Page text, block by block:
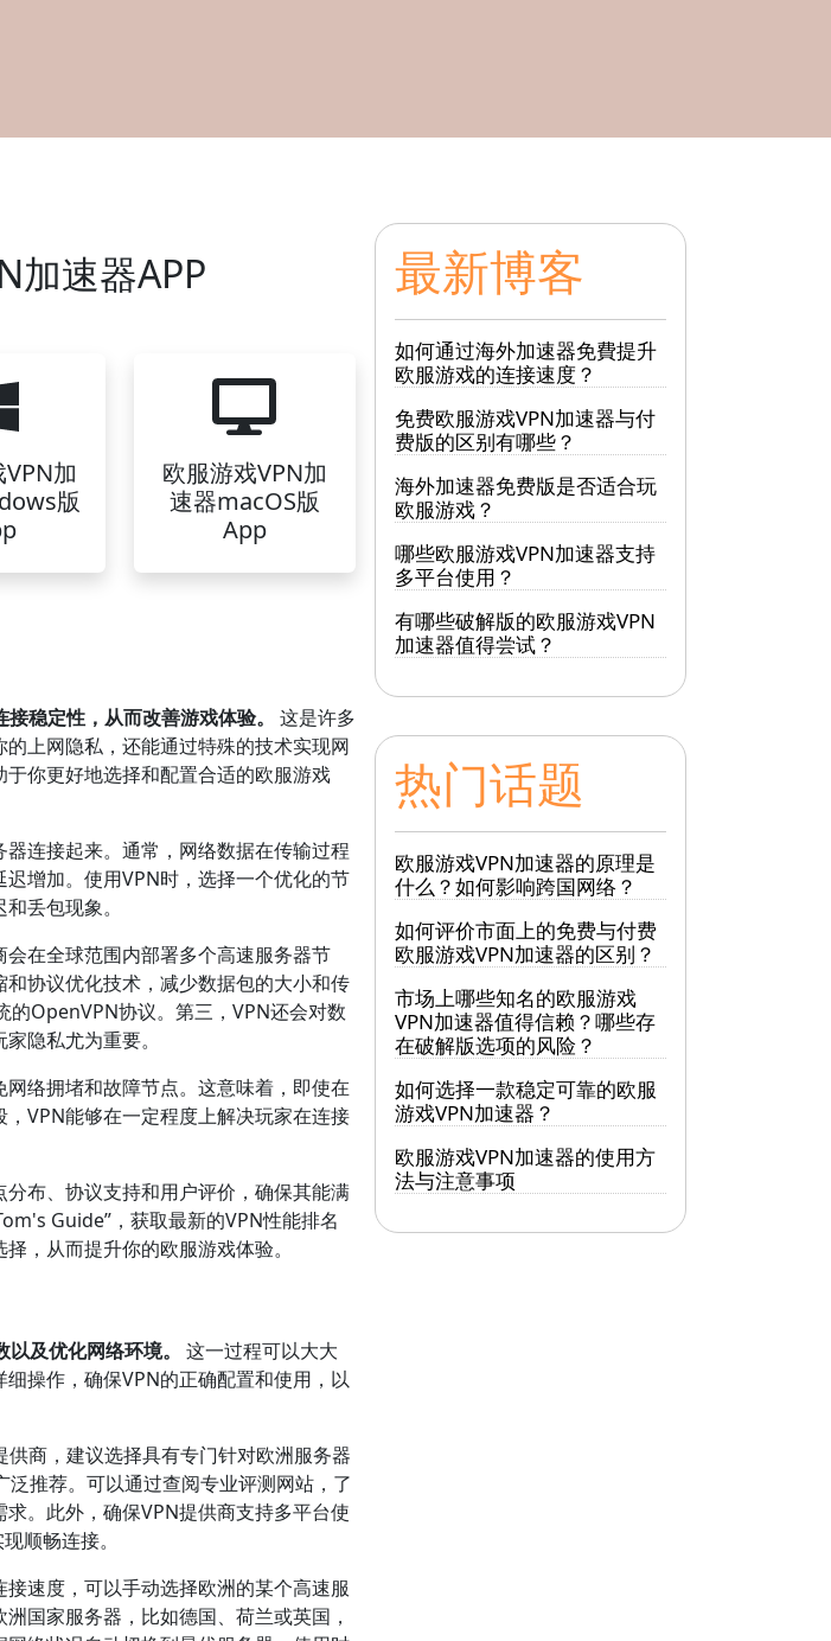
加速器APP
加
版
欧服游戏VPN加
速器macOS版
App
稳定性，从而改善游戏体验。
这是许多
上网隐私，还能通过特殊的技术实现网
你更好地选择和配置合适的欧服游戏
连接起来。通常，网络数据在传输过程
增加。使用VPN时，选择一个优化的节
丢包现象。
在全球范围内部署多个高速服务器节
协议优化技术，减少数据包的大小和传
OpenVPN协议。第三，VPN还会对数
隐私尤为重要。
络拥堵和故障节点。这意味着，即使在
VPN能够在一定程度上解决玩家在连接
布、协议支持和用户评价，确保其能满
Guide”，获取最新的VPN性能排名
，从而提升你的欧服游戏体验。
及优化网络环境。
这一过程可以大大
操作，确保VPN的正确配置和使用，以
商，建议选择具有专门针对欧洲服务器
推荐。可以通过查阅专业评测网站，了
。此外，确保VPN提供商支持多平台使
顺畅连接。
速度，可以手动选择欧洲的某个高速服
国家服务器，比如德国、荷兰或英国，
最新博客
如何通过海外加速器免費提升
欧服游戏的连接速度？
免费欧服游戏VPN加速器与付
费版的区别有哪些？
海外加速器免费版是否适合玩
欧服游戏？
哪些欧服游戏VPN加速器支持
多平台使用？
有哪些破解版的欧服游戏VPN
加速器值得尝试？
热门话题
欧服游戏VPN加速器的原理是
什么？如何影响跨国网络？
如何评价市面上的免费与付费
欧服游戏VPN加速器的区别？
市场上哪些知名的欧服游戏
VPN加速器值得信赖？哪些存
在破解版选项的风险？
如何选择一款稳定可靠的欧服
游戏VPN加速器？
欧服游戏VPN加速器的使用方
法与注意事项